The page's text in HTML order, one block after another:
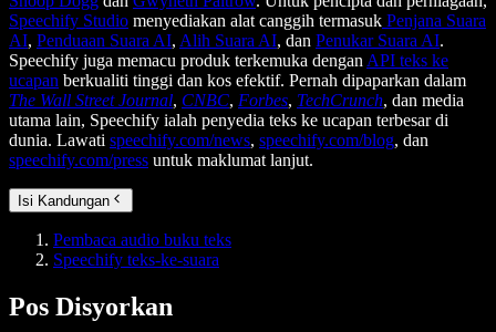
Speechify Studio menyediakan alat canggih termasuk Penjana Suara
AI, Penduaan Suara AI, Alih Suara AI, dan Penukar Suara AI.
Speechify juga memacu produk terkemuka dengan API teks ke
ucapan berkualiti tinggi dan kos efektif. Pernah dipaparkan dalam
The Wall Street Journal, CNBC, Forbes, TechCrunch, dan media
utama lain, Speechify ialah penyedia teks ke ucapan terbesar di
dunia. Lawati speechify.com/news, speechify.com/blog, dan
speechify.com/press untuk maklumat lanjut.
Isi Kandungan
Pembaca audio buku teks
Speechify teks-ke-suara
Pos Disyorkan